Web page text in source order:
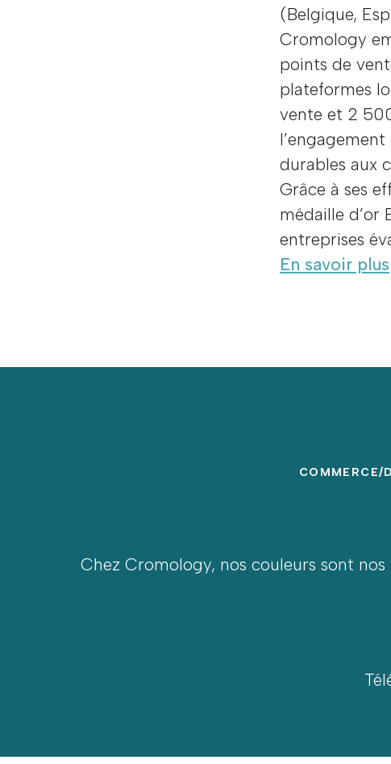
(Belgique,
Cromology
points de
plateformes
vente et 2
durables aux
Grâce à ses
médaille d’or
entreprises
En savoir plus
COMMERCE/
Chez Cromology, nos couleurs sont